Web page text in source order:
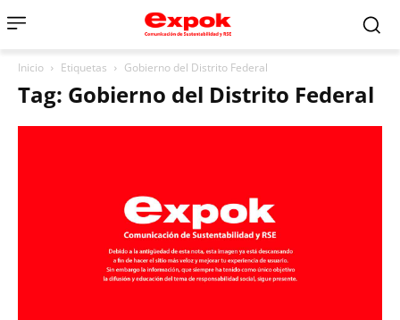
Inicio Etiquetas Gobierno del Distrito Federal
Tag: Gobierno del Distrito Federal